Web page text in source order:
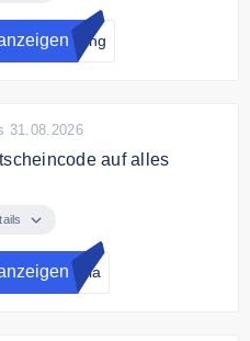
auf Ihre erste
rung
31.08.2026
auf alles
Kaufhof zum Newsletter
und 10€ Gutschein
eria